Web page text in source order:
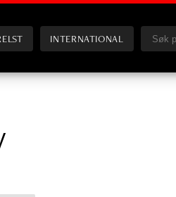
INTERNATIONAL